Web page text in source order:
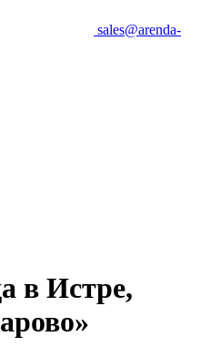
sales@arenda-
в Истре,